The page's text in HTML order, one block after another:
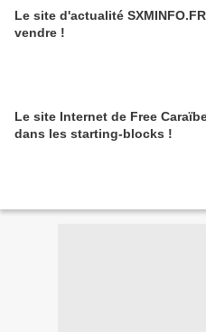
Le site d'actualité
vendre !
Le site Internet de Free
dans les starting-blocks !